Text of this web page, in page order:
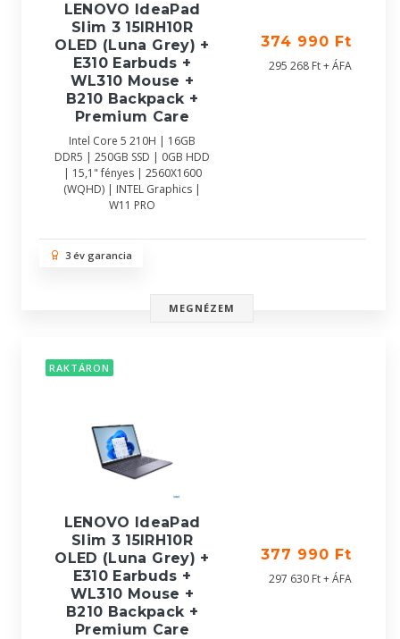
LENOVO IdeaPad
Slim 3 15IRH10R
OLED (Luna Grey) +
E310 Earbuds +
WL310 Mouse +
B210 Backpack +
Premium Care
Intel Core 5 210H | 16GB
DDR5 | 250GB SSD | 0GB HDD
| 15,1" fényes | 2560X1600
(WQHD) | INTEL Graphics |
W11 PRO
374 990 Ft
295 268 Ft + ÁFA
3 év garancia
MEGNÉZEM
RAKTÁRON
LENOVO IdeaPad
Slim 3 15IRH10R
OLED (Luna Grey) +
E310 Earbuds +
WL310 Mouse +
B210 Backpack +
Premium Care
377 990 Ft
297 630 Ft + ÁFA